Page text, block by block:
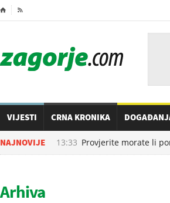
⌂ 
VIJESTI CRNA KRONIKA
NAJNOVIJE
u 13:33 Provjerite morate li
Arhiva